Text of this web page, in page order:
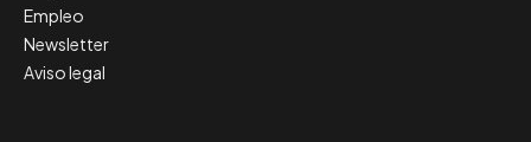
Empleo
Newsletter
Aviso legal